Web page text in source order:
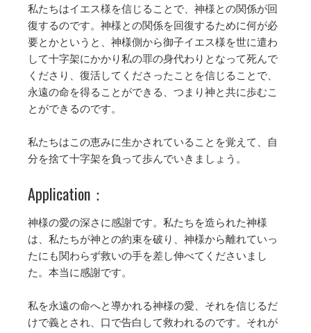
私たちはイエス様を信じることで、神様との関係が回
復するのです。神様との関係を回復するために何が必
要とかというと、神様側から御子イエス様を世に遣わ
して十字架にかかり私の罪の身代わりとなって死んで
くださり、復活してくださったことを信じることで、
永遠の命を得ることができる、つまり神と共に歩むこ
とができるのです。
私たちはこの恵みに生かされていることを覚えて、自
分を捨て十字架を負って歩んでいきましょう。
Application：
神様の愛の深さに感謝です。私たちを造られた神様
は、私たちが神との約束を破り、神様から離れていっ
たにも関わらず救いの手を差し伸べてくださいまし
た。本当に感謝です。
私を永遠の命へと導かれる神様の愛、それを信じるだ
けで義とされ、口で告白して救われるのです。それが